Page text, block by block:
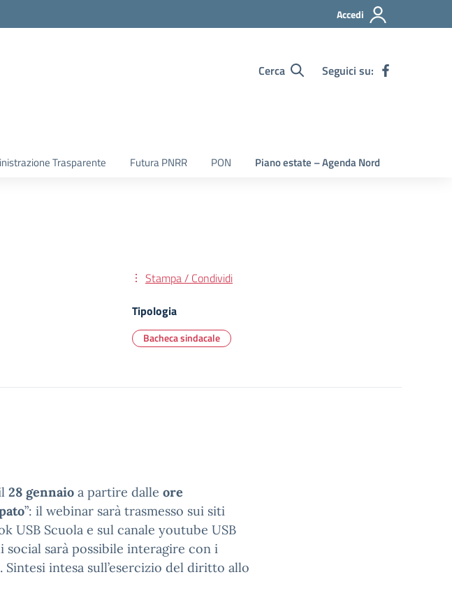
Accedi
Cerca Seguici su:
Trasparente Futura PNRR PON Piano estate – Agenda Nord
Stampa / Condividi
Tipologia
Bacheca sindacale
28 gennaio a partire dalle ore
”: il webinar sarà trasmesso sui siti
USB Scuola e sul canale youtube USB
social sarà possibile interagire con i
intesa sull’esercizio del diritto allo